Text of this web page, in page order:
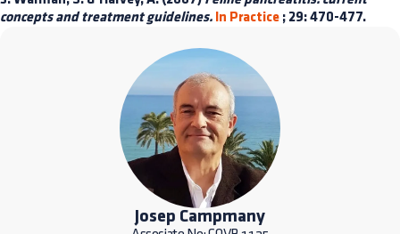
concepts and treatment guidelines. In Practice ; 29: 470-477.
Josep Campmany